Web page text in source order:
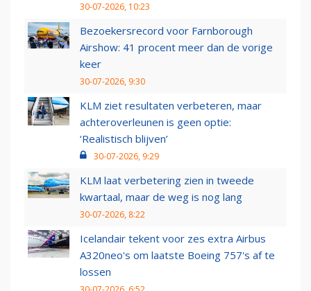
30-07-2026, 10:23
Bezoekersrecord voor Farnborough
Airshow: 41 procent meer dan de vorige
keer
30-07-2026, 9:30
KLM ziet resultaten verbeteren, maar
achteroverleunen is geen optie:
‘Realistisch blijven’
30-07-2026, 9:29
KLM laat verbetering zien in tweede
kwartaal, maar de weg is nog lang
30-07-2026, 8:22
Icelandair tekent voor zes extra Airbus
A320neo's om laatste Boeing 757's af te
lossen